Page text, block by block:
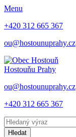
Menu
+420 312 665 367
ou@hostounuprahy.cz
Hostouňu Prahy
ou@hostounuprahy.cz
+420 312 665 367
Hledat